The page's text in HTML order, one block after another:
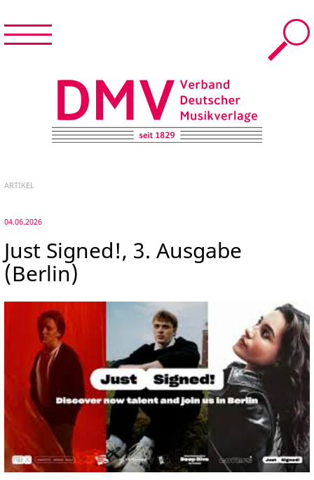
START
NEWS & TERMINE
DER DMV
MUSIKVERLAGE
FÜR MITGLIEDER
PRESSE
ARTIKEL
04.06.2026
Just Signed!, 3. Ausgabe
(Berlin)